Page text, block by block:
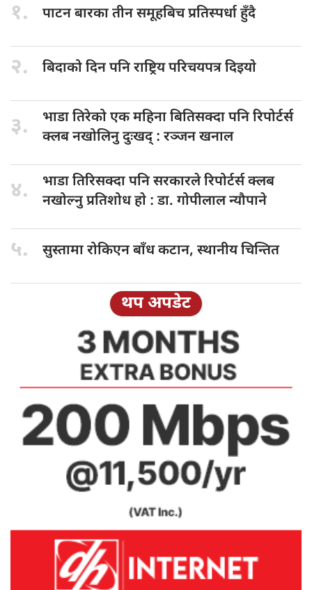
१. पाटन बारकातीन समूहबिच प्रतिस्पर्धा हुँदै
२. बिदाको दिनपनि राष्ट्रिय परिचयपत्र दिइयाे
३. भाडा तिरेकोएक महिना बितिसक्दा पनि रिपोर्टर्स
क्लब नखोलिनु दुःखद् : रञ्जन खनाल
४. भाडा तिरिसक्दापनि सरकारले रिपोर्टर्स क्लब
नखोल्नु प्रतिशोध हाे : डा‍‍‍. गोपीलाल न्यौपाने
५. सुस्तामा रोकिएनबाँध कटान, स्थानीय चिन्तित
थप अपडेट